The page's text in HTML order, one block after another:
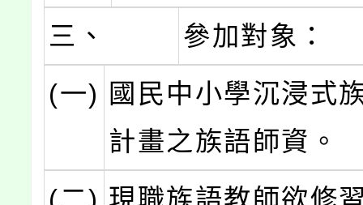
三、
參加對象：
(一) 國民中小學沉浸式
計畫之族語師資。
(二) 現職族語教師欲修